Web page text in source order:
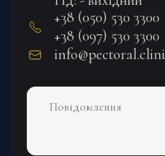
+38 (050) 530 3300
+38 (097) 530 3300